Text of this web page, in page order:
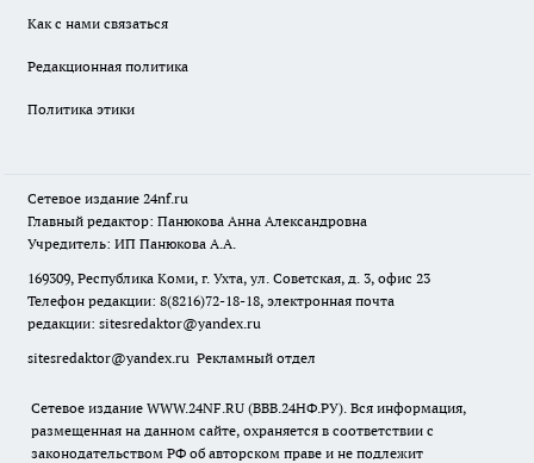
Как с нами связаться
Редакционная политика
Политика этики
Сетевое издание 24nf.ru
Главный редактор: Панюкова Анна Александровна
Учредитель: ИП Панюкова А.А.
169309, Республика Коми, г. Ухта, ул. Советская, д. 3, офис 23
Телефон редакции: 8(8216)72-18-18, электронная почта
редакции: sitesredaktor@yandex.ru
sitesredaktor@yandex.ru Рекламный отдел
Сетевое издание WWW.24NF.RU (ВВВ.24НФ.РУ). Вся информация,
размещенная на данном сайте, охраняется в соответствии с
законодательством РФ об авторском праве и не подлежит